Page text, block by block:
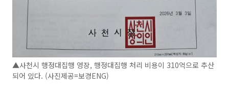
▲사천시 행정대집행 영장, 행정대집행 처리 비용이 310억으로 추산
되어 있다. (사진제공=보경ENG)